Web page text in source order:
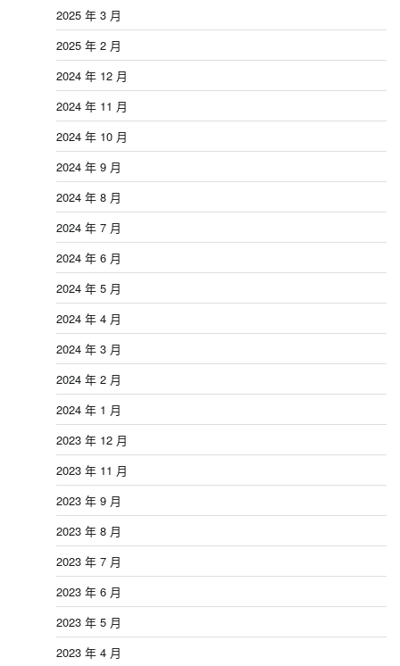
2025 年 3 月
2025 年 2 月
2024 年 12 月
2024 年 11 月
2024 年 10 月
2024 年 9 月
2024 年 8 月
2024 年 7 月
2024 年 6 月
2024 年 5 月
2024 年 4 月
2024 年 3 月
2024 年 2 月
2024 年 1 月
2023 年 12 月
2023 年 11 月
2023 年 9 月
2023 年 8 月
2023 年 7 月
2023 年 6 月
2023 年 5 月
2023 年 4 月